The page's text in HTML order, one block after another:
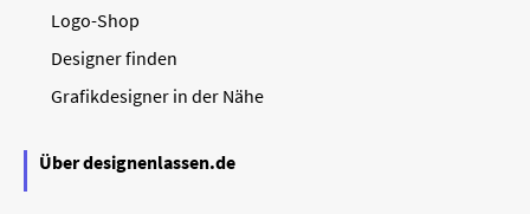
Logo-Shop
Designer finden
Grafikdesigner in der Nähe
Über designenlassen.de